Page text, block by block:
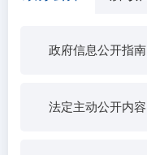
发布时间：2026-07-27
关于公开征求《水
发布时间：2026-07-21
中央层面整治形式
发布时间：2026-07-15
农民工工资保证金
政府信息公开指南
法定主动公开内容